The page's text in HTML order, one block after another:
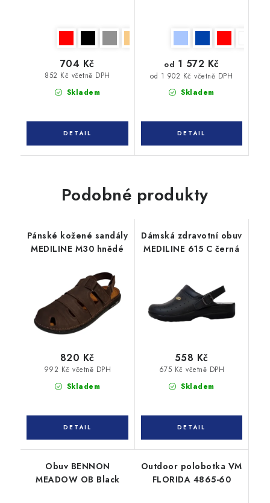
Skladem
852 Kč včetně DPH
704 Kč
Skladem
od 1 902 Kč včetně DPH
od 1 572 Kč
Podobné produkty
Pánské kožené sandály
MEDILINE M30 hnědé
Skladem
992 Kč včetně DPH
820 Kč
Dámská zdravotní obuv
MEDILINE 615 C černá
Skladem
675 Kč včetně DPH
558 Kč
Obuv BENNON
MEADOW OB Black
Outdoor polobotka VM
FLORIDA 4865-60